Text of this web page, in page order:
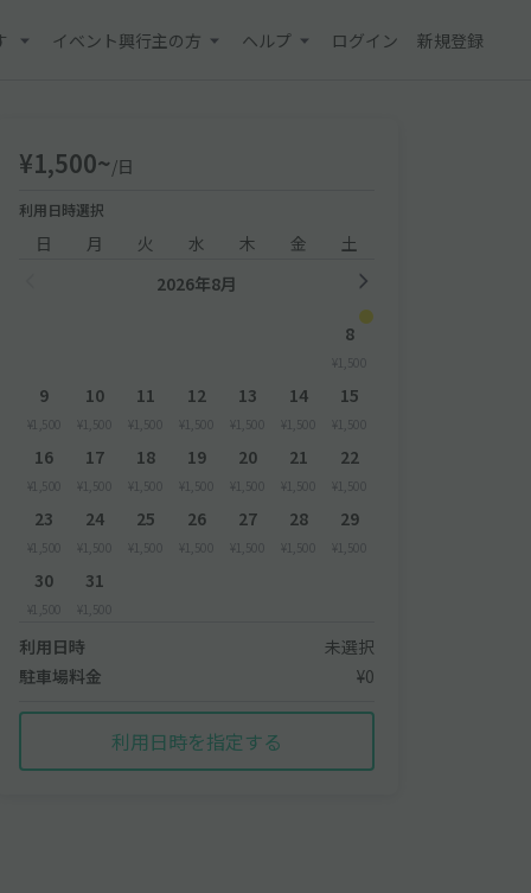
イベント興行主の方 ヘルプ ログイン 新規登録
¥1,500~/日
利用日時選択
日 月 火 水 木 金
土
2026年8月
8
¥1,500
9
¥1,500
10
¥1,500
11
¥1,500
12
¥1,500
13
¥1,500
14
¥1,500
15
¥1,500
16
¥1,500
17
¥1,500
18
¥1,500
19
¥1,500
20
¥1,500
21
¥1,500
22
¥1,500
23
¥1,500
24
¥1,500
25
¥1,500
26
¥1,500
27
¥1,500
28
¥1,500
29
¥1,500
30
¥1,500
31
¥1,500
利用日時
未選択
駐車場料金
¥0
利用日時を指定する